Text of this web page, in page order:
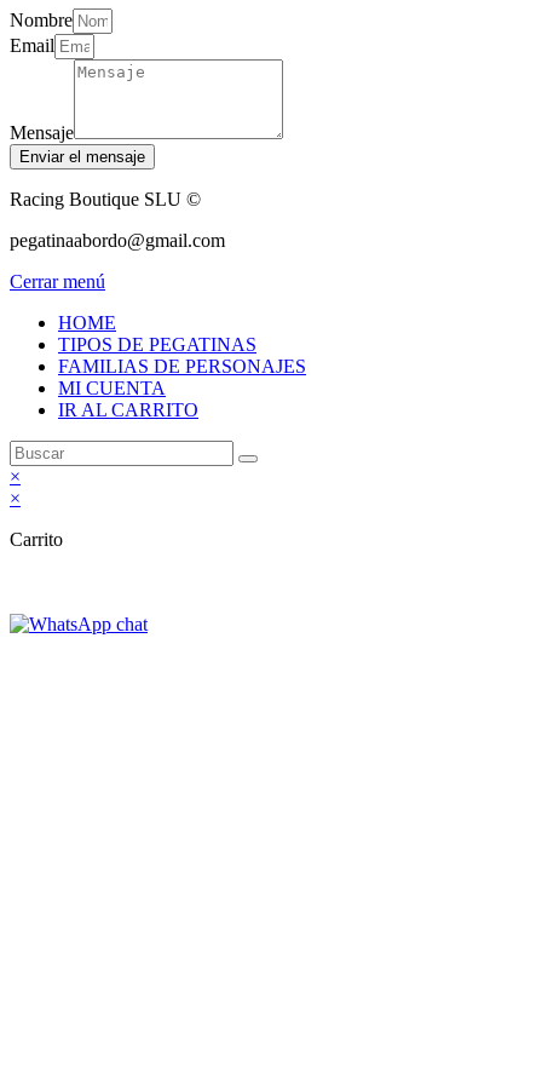
Nombre
Email
Mensaje
Enviar el mensaje
Racing Boutique SLU ©
pegatinaabordo@gmail.com
Cerrar menú
HOME
TIPOS DE PEGATINAS
FAMILIAS DE PERSONAJES
MI CUENTA
IR AL CARRITO
×
×
Carrito